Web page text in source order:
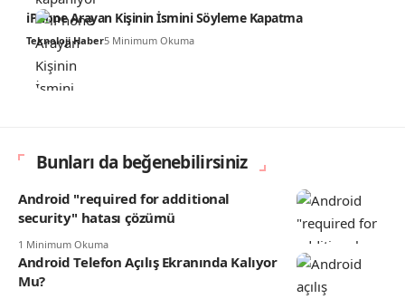
iPhone Arayan Kişinin İsmini Söyleme Kapatma
Teknoloji Haber5 Minimum Okuma
Bunları da beğenebilirsiniz
Android "required for additional
security" hatası çözümü
1 Minimum Okuma
Android Telefon Açılış Ekranında Kalıyor
Mu?